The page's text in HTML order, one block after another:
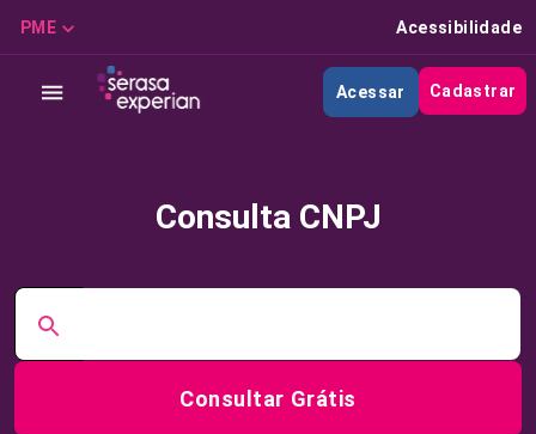
PME Acessibilidade
Acessar Cadastrar
Consulta CNPJ
Consultar Grátis